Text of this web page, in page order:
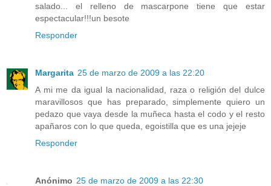
salado... el relleno de mascarpone tiene que estar
espectacular!!!un besote
Responder
Margarita 25 de marzo de 2009 a las 22:20
A mi me da igual la nacionalidad, raza o religión del dulce
maravillosos que has preparado, simplemente quiero un
pedazo que vaya desde la muñeca hasta el codo y el resto
apañaros con lo que queda, egoistilla que es una jejeje
Responder
Anónimo 25 de marzo de 2009 a las 22:30